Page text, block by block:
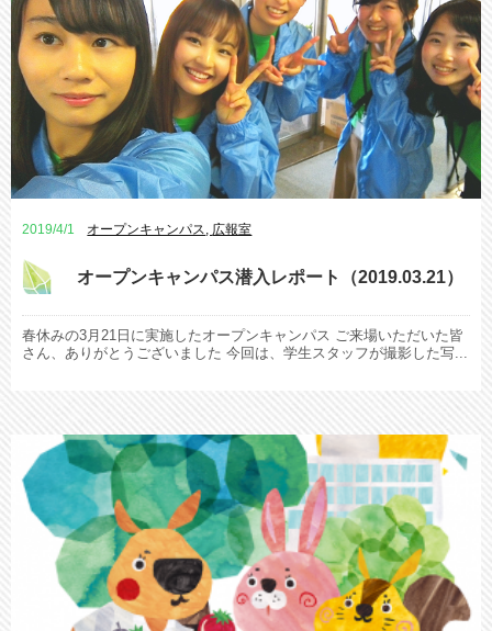
2019/4/1 オープンキャンパス, 広報室
オープンキャンパス潜入レポート（2019.03.21）
春休みの3月21日に実施したオープンキャンパス ご来場いただいた皆
さん、ありがとうございました 今回は、学生スタッフが撮影した写...